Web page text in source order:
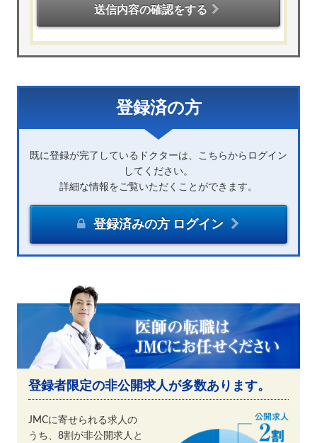
送信内容の確認をする
登録済の方
既に登録が完了しているドクターは、こちらからログイン
してください。
詳細な情報をご覧いただくことができます。
登録済みの方 ログイン
登録者限定の非公開求人が多数あります。
JMCに寄せられる求人の
うち、8割が非公開求人と